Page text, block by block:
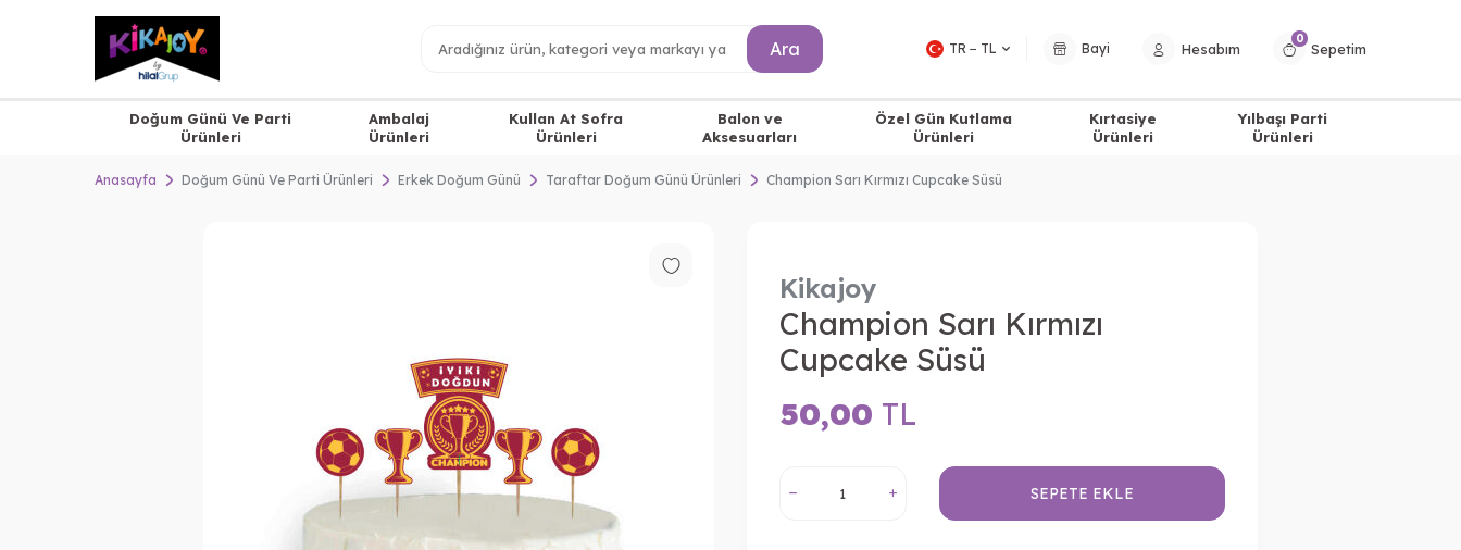
Ara TR − TL Bayi Hesabım
0
Sepetim
Doğum Günü Ve Parti
Ürünleri
Ambalaj
Ürünleri
Kullan At Sofra
Ürünleri
Balon ve
Aksesuarları
Özel Gün Kutlama
Ürünleri
Kırtasiye
Ürünleri
Yılbaşı Parti
Ürünleri
Anasayfa Doğum Günü Ve Parti Ürünleri Erkek Doğum Günü Taraftar Doğum Günü Ürünleri Champion Sarı Kırmızı Cupcake Süsü
Kikajoy
Champion Sarı Kırmızı
Cupcake Süsü
50,00 TL
SEPETE EKLE